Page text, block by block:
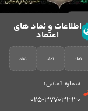
اطلاعات و نماد های
اعتماد
شماره تماس:
37703330-025